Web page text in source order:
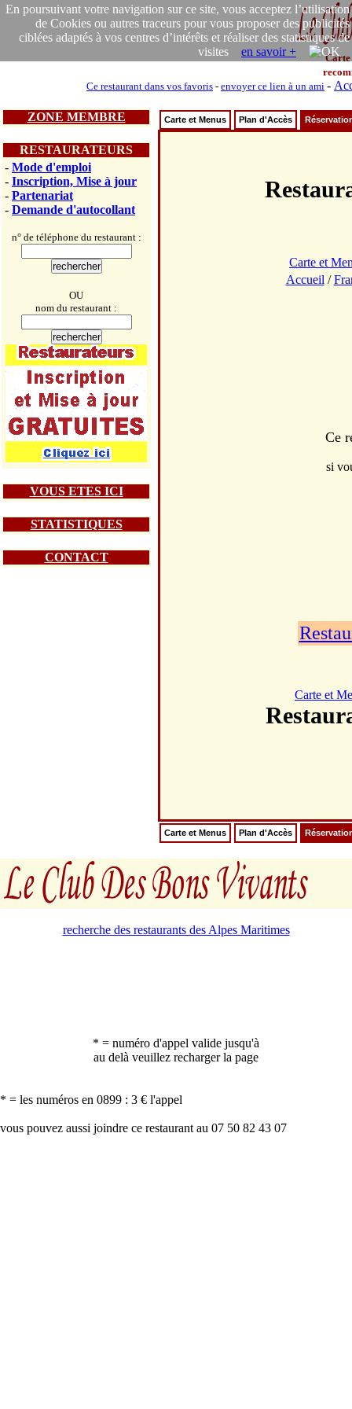
En poursuivant votre navigation sur ce site, vous acceptez l’utilisation
de Cookies ou autres traceurs pour vous proposer des publicités
ciblées adaptés à vos centres d’intérêts et réaliser des statistiques de
visites en savoir +
Carte
Ce restaurant dans vos favoris - envoyer ce lien à un ami -
ZONE MEMBRE
RESTAURATEURS
- Mode d'emploi
- Inscription, Mise à jour
- Partenariat
- Demande d'autocollant
n° de téléphone du restaurant :
OU
nom du restaurant :
VOUS ETES ICI
STATISTIQUES
CONTACT
Carte et Menus Plan d'Accès
Carte et
Accueil /
Ce
si
Carte et
Carte et Menus Plan d'Accès
recherche des restaurants des Alpes Maritimes
* = numéro d'appel valide jusqu'à
au delà veuillez recharger la page
* = les numéros en 0899 : 3 € l'appel
vous pouvez aussi joindre ce restaurant au 07 50 82 43 07